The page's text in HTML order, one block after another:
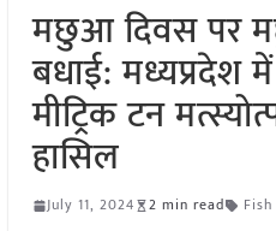
मछुआ दिवस पर
बधाई: मध्यप्रदेश
मीट्रिक टन
हासिल
July 11, 2024 2 min read